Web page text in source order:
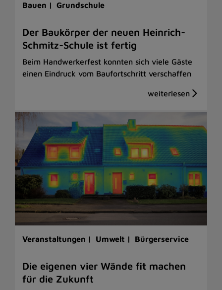
Bauen | Grundschule
Der Baukörper der neuen Heinrich-
Schmitz-Schule ist fertig
Beim Handwerkerfest konnten sich viele Gäste
einen Eindruck vom Baufortschritt verschaffen
Veranstaltungen | Umwelt | Bürgerservice
Die eigenen vier Wände fit machen
für die Zukunft